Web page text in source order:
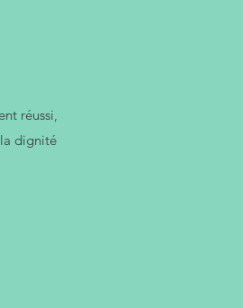
réussi,
dignité